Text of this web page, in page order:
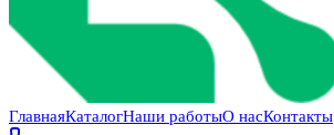
ГлавнаяКаталогНаши работыО насКонтакты